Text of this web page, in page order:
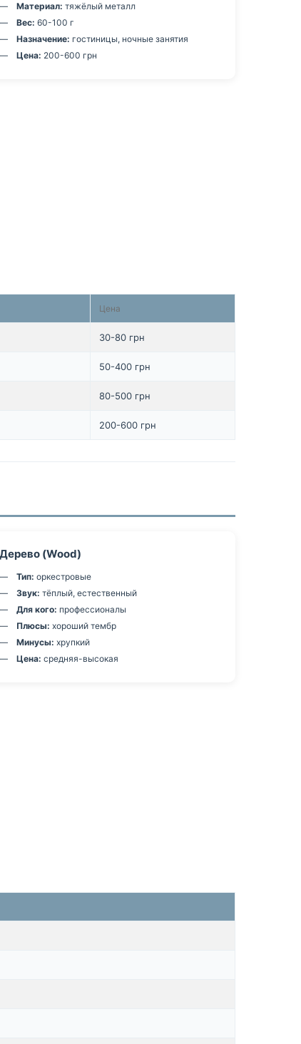
Материал: тяжёлый металл
Вес: 60-100 г
Назначение: гостиницы, ночные занятия
Цена: 200-600 грн
Цена
30-80 грн
50-400 грн
80-500 грн
200-600 грн
Дерево (Wood)
Тип: оркестровые
Звук: тёплый, естественный
Для кого: профессионалы
Плюсы: хороший тембр
Минусы: хрупкий
Цена: средняя-высокая